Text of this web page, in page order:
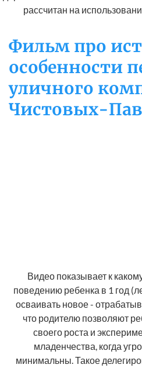
рассчитан на
Фильм про
особенности
уличного
Чистовых-
Видео показывает к
поведению ребенка в 1 год
осваивать новое -
что родителю позволяют
своего роста и
младенчества, когда
минимальны. Такое